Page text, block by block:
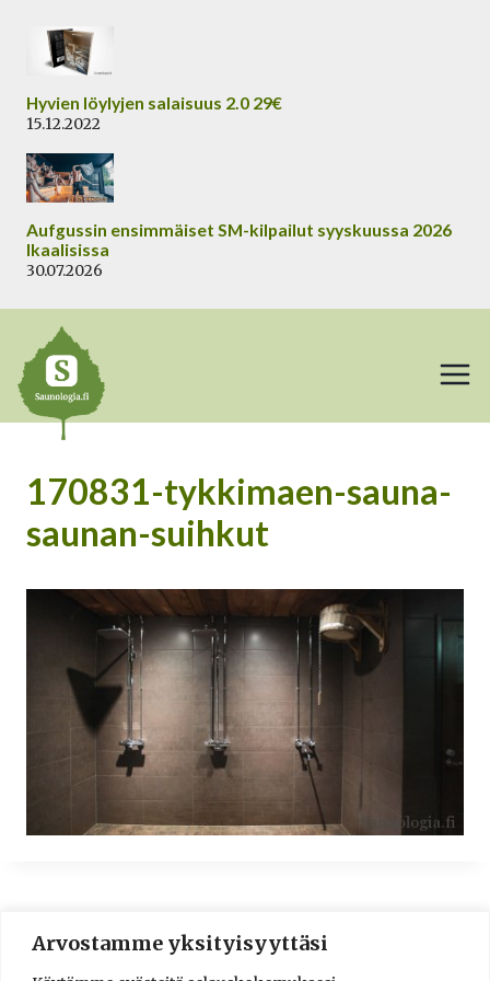
Arvostamme yksityisyyttäsi
sisältöön
Hyvien löylyjen salaisuus 2.0 29€
15.12.2022
Aufgussin ensimmäiset SM-kilpailut syyskuussa 2026
Ikaalisissa
30.07.2026
170831-tykkimaen-sauna-
saunan-suihkut
© 2016-2025 Lassi A. Liikkanen